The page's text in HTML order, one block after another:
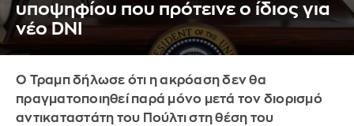
υποψηφίου που πρότεινε ο ίδιος για
νέο DNI
Ο Τραμπ δήλωσε ότι η ακρόαση δεν θα
πραγματοποιηθεί παρά μόνο μετά τον διορισμό
αντικαταστάτη του Πούλτι στη θέση του